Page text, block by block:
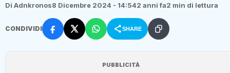
Di Adnkronos8 Dicembre 2024 - 14:542 anni fa2 min di lettura
CONDIVIDI SHARE
PUBBLICITÀ